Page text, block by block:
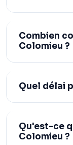
Combien
Colomieu ?
Quel délai
Qu'est-ce
Colomieu ?